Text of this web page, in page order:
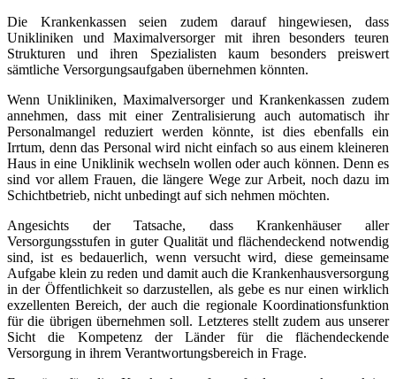
Die Krankenkassen seien zudem darauf hingewiesen, dass
Unikliniken und Maximalversorger mit ihren besonders teuren
Strukturen und ihren Spezialisten kaum besonders preiswert
sämtliche Versorgungsaufgaben übernehmen könnten.
Wenn Unikliniken, Maximalversorger und Krankenkassen zudem
annehmen, dass mit einer Zentralisierung auch automatisch ihr
Personalmangel reduziert werden könnte, ist dies ebenfalls ein
Irrtum, denn das Personal wird nicht einfach so aus einem kleineren
Haus in eine Uniklinik wechseln wollen oder auch können. Denn es
sind vor allem Frauen, die längere Wege zur Arbeit, noch dazu im
Schichtbetrieb, nicht unbedingt auf sich nehmen möchten.
Angesichts der Tatsache, dass Krankenhäuser aller
Versorgungsstufen in guter Qualität und flächendeckend notwendig
sind, ist es bedauerlich, wenn versucht wird, diese gemeinsame
Aufgabe klein zu reden und damit auch die Krankenhausversorgung
in der Öffentlichkeit so darzustellen, als gebe es nur einen wirklich
exzellenten Bereich, der auch die regionale Koordinationsfunktion
für die übrigen übernehmen soll. Letzteres stellt zudem aus unserer
Sicht die Kompetenz der Länder für die flächendeckende
Versorgung in ihrem Verantwortungsbereich in Frage.